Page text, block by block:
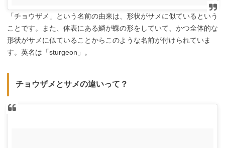
「チョウザメ」という名前の由来は、形状がサメに似ているという
ことです。また、体表にある鱗が蝶の形をしていて、かつ全体的な
形状がサメに似ていることからこのような名前が付けられていま
す。英名は「sturgeon」。
チョウザメとサメの違いって？